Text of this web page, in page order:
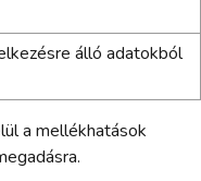
álló adatokból
a mellékhatások